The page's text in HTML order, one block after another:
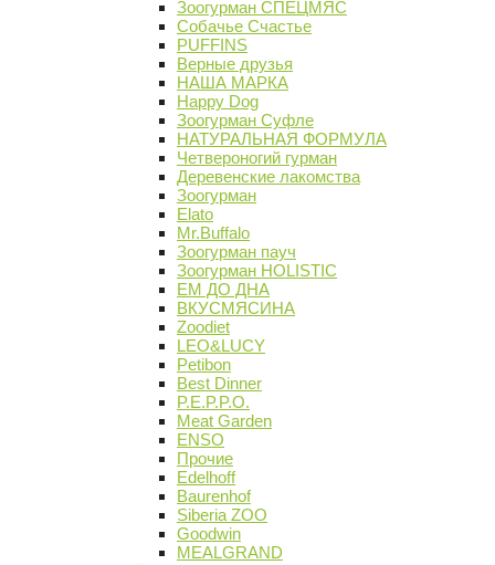
Зоогурман СПЕЦМЯС
Собачье Счастье
PUFFINS
Верные друзья
НАША МАРКА
Happy Dog
Зоогурман Суфле
НАТУРАЛЬНАЯ ФОРМУЛА
Четвероногий гурман
Деревенские лакомства
Зоогурман
Elato
Mr.Buffalo
Зоогурман пауч
Зоогурман HOLISTIC
ЕМ ДО ДНА
ВКУСМЯСИНА
Zoodiet
LEO&LUCY
Petibon
Best Dinner
P.E.P.P.O.
Meat Garden
ENSO
Прочие
Edelhoff
Baurenhof
Siberia ZOO
Goodwin
MEALGRAND